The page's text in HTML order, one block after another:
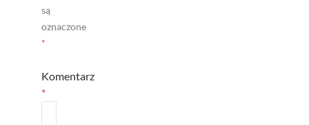
są
oznaczone
*
Komentarz
*